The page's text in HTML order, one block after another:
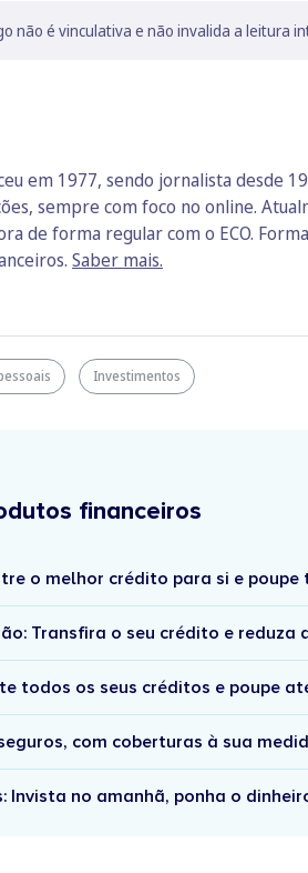
não é vinculativa e não invalida a leitura
em 1977, sendo jornalista desde
sempre com foco no online.
de forma regular com o ECO.
Saber mais.
Investimentos
financeiros
o melhor crédito para si e poupe
Transfira o seu crédito e reduza
todos os seus créditos e poupe
com coberturas à sua
Invista no amanhã, ponha o